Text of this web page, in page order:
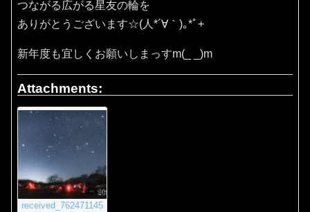
つながる広がる星友の輪を
ありがとうございます☆(⁠人⁠*⁠´⁠∀⁠｀⁠)⁠｡⁠*ﾟ⁠+
新年度も宜しくお願いしまっすm(_ _)m
Attachments:
received_762471145